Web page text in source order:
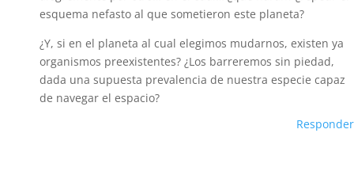
esquema nefasto al que sometieron este planeta?
¿Y, si en el planeta al cual elegimos mudarnos, existen ya
organismos preexistentes? ¿Los barreremos sin piedad,
dada una supuesta prevalencia de nuestra especie capaz
de navegar el espacio?
Responder